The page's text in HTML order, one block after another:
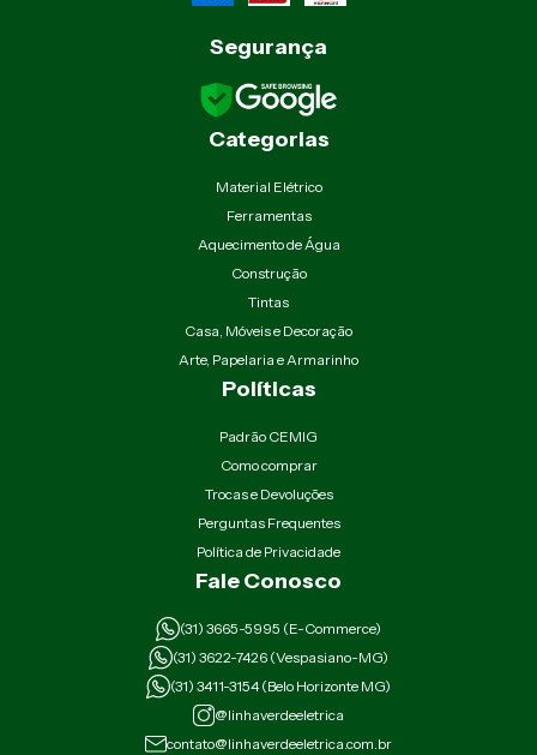
Segurança
Categorias
Material Elétrico
Ferramentas
Aquecimento de Água
Construção
Tintas
Casa, Móveis e Decoração
Arte, Papelaria e Armarinho
Políticas
Padrão CEMIG
Como comprar
Trocas e Devoluções
Perguntas Frequentes
Política de Privacidade
Fale Conosco
(31) 3665-5995 (E-Commerce)
(31) 3622-7426 (Vespasiano-MG)
(31) 3411-3154 (Belo Horizonte MG)
@linhaverdeeletrica
contato@linhaverdeeletrica.com.br